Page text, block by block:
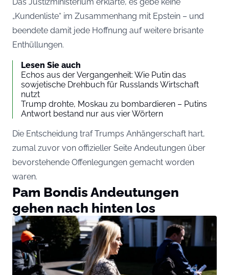
„Kundenliste“ im Zusammenhang mit Epstein – und
beendete damit jede Hoffnung auf weitere brisante
Enthüllungen.
Lesen Sie auch
Echos aus der Vergangenheit: Wie Putin das
sowjetische Drehbuch für Russlands Wirtschaft
nutzt
Trump drohte, Moskau zu bombardieren – Putins
Antwort bestand nur aus vier Wörtern
Die Entscheidung traf Trumps Anhängerschaft hart,
zumal zuvor von offizieller Seite Andeutungen über
bevorstehende Offenlegungen gemacht worden
waren.
Pam Bondis Andeutungen
gehen nach hinten los